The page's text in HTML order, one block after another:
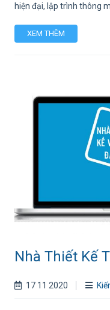
hiện đại, lập trình thông
XEM THÊM
Nhà Thiết Kế
17 11 2020